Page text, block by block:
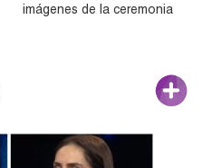
imágenes de la ceremonia